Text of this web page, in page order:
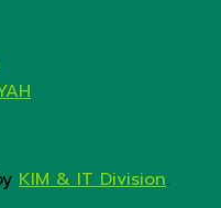
KIM & IT Division.